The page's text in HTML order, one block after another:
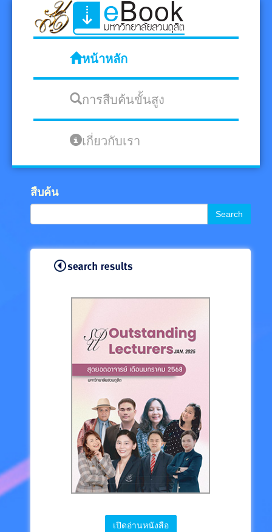
หน้าหลัก
การสืบค้นขั้นสูง
เกี่ยวกับเรา
สืบค้น
Search
เปิดอ่านหนังสือ